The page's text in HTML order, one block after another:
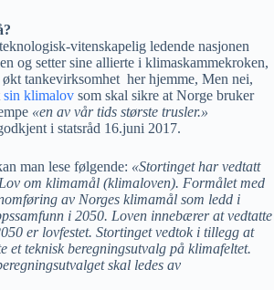
vitenskapelig ledende nasjonen
og setter sine allierte i klimaskammekroken,
tankevirksomhet her hjemme, Men nei,
sin klimalov som skal sikre at Norge bruker
«en av vår tids største trusler.»
i statsråd 16.juni 2017.
man lese følgende: «Stortinget har vedtatt
om klimamål (klimaloven). Formålet med
av Norges klimamål som ledd i
i 2050. Loven innebærer at vedtatte
er lovfestet. Stortinget vedtok i tillegg at
et teknisk beregningsutvalg på klimafeltet.
skal ledes av